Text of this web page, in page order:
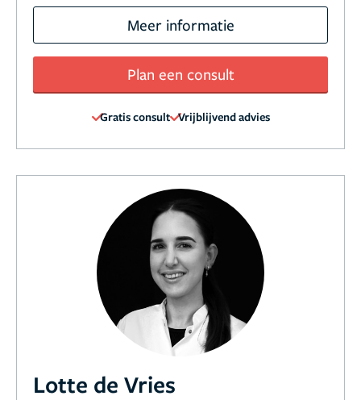
Meer informatie
Plan een consult
Gratis consult Vrijblijvend advies
Lotte de Vries